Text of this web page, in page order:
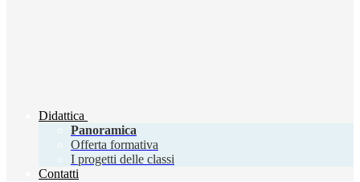
Didattica
Panoramica
Offerta formativa
I progetti delle classi
Contatti